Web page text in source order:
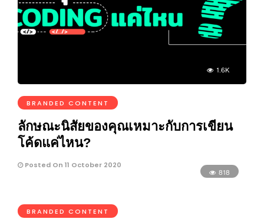
1.6K
BRANDED CONTENT
ลักษณะนิสัยของคุณเหมาะกับการเขียน
โค้ดแค่ไหน?
Posted On 11 October 2020
818
BRANDED CONTENT